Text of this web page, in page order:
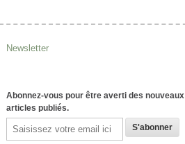
Newsletter
Abonnez-vous pour être averti des nouveaux
articles publiés.
Email